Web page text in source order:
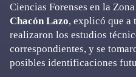
Ciencias Forenses en la
Chacón Lazo, explicó que a
realizaron los estudios
correspondientes, y se
posibles identificaciones